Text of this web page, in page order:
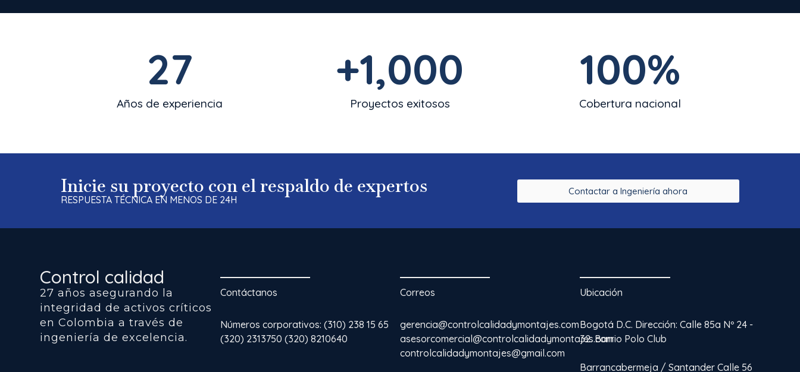
Años de experiencia
27
Proyectos exitosos
+1,000
Cobertura nacional
100%
Inicie su proyecto con el respaldo de expertos
RESPUESTA TÉCNICA EN MENOS DE 24H
Contactar a Ingeniería ahora
Control calidad
27 años asegurando la
integridad de activos críticos
en Colombia a través de
ingeniería de excelencia.
Contáctanos
Números corporativos: (310) 238 15 65
(320) 2313750 (320) 8210640
Correos
gerencia@controlcalidadymontajes.com
asesorcomercial@controlcalidadymontajes.com
controlcalidadymontajes@gmail.com
Ubicación
Bogotá D.C. Dirección: Calle 85a Nº 24 -
32. Barrio Polo Club
Barrancabermeja / Santander Calle 56